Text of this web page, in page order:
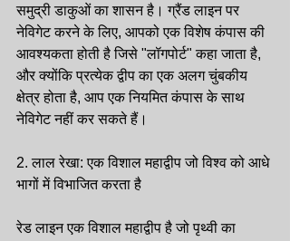
समुद्री डाकुओं का शासन है। ग्रैंड लाइन पर
नेविगेट करने के लिए, आपको एक विशेष कंपास की
आवश्यकता होती है जिसे "लॉगपोर्ट" कहा जाता है,
और क्योंकि प्रत्येक द्वीप का एक अलग चुंबकीय
क्षेत्र होता है, आप एक नियमित कंपास के साथ
नेविगेट नहीं कर सकते हैं।
2. लाल रेखा: एक विशाल महाद्वीप जो विश्व को आधे
भागों में विभाजित करता है
रेड लाइन एक विशाल महाद्वीप है जो पृथ्वी का